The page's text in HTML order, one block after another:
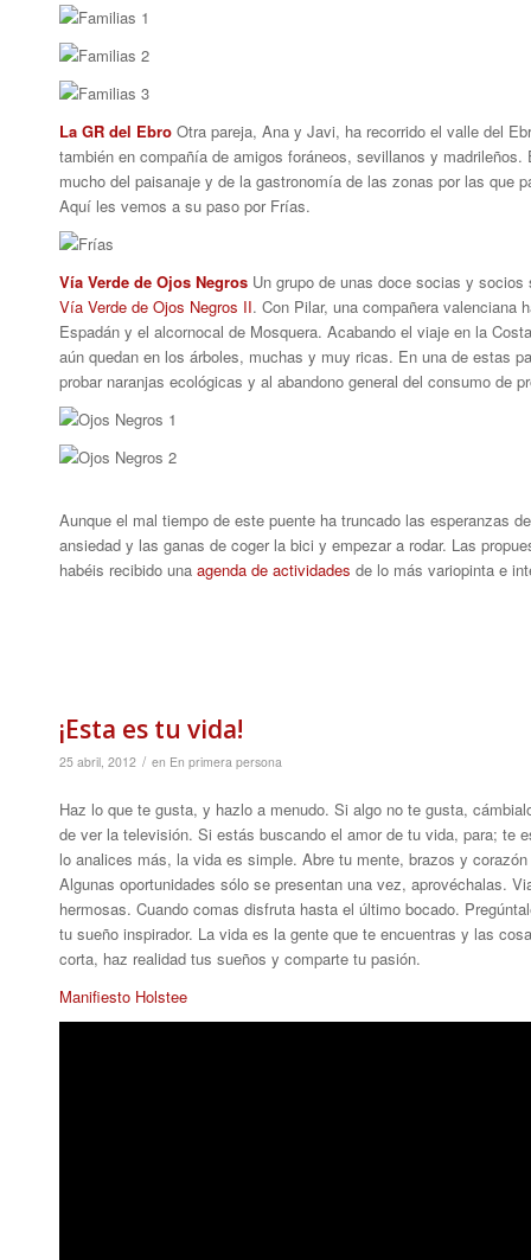
La GR del Ebro Otra pareja, Ana y Javi, ha recorrido el valle del
también en compañía de amigos foráneos, sevillanos y
mucho del paisanaje y de la gastronomía de las zonas por las que
Aquí les vemos a su paso por Frías.
Vía Verde de Ojos Negros Un grupo de unas doce socias y
Vía Verde de Ojos Negros II. Con Pilar, una compañera valenciana
Espadán y el alcornocal de Mosquera. Acabando el viaje en la
aún quedan en los árboles, muchas y muy ricas. En una de estas
probar naranjas ecológicas y al abandono general del consumo de
Aunque el mal tiempo de este puente ha truncado las esperanzas
ansiedad y las ganas de coger la bici y empezar a rodar. Las
habéis recibido una agenda de actividades de lo más variopinta e
¡Esta es tu vida!
25 abril, 2012 / en En primera persona
Haz lo que te gusta, y hazlo a menudo. Si algo no te gusta,
de ver la televisión. Si estás buscando el amor de tu vida, para; te
lo analices más, la vida es simple. Abre tu mente, brazos y
Algunas oportunidades sólo se presentan una vez, aprovéchalas.
hermosas. Cuando comas disfruta hasta el último bocado.
tu sueño inspirador. La vida es la gente que te encuentras y las
corta, haz realidad tus sueños y comparte tu pasión.
Manifiesto Holstee